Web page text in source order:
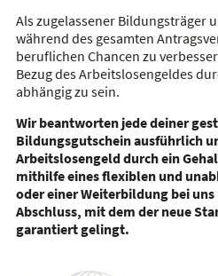
Als zugelassener Bildungsträger
während des gesamten
beruflichen Chancen zu
Bezug des Arbeitslosengeldes
abhängig zu sein.
Wir beantworten jede deiner
Bildungsgutschein ausführlich
Arbeitslosengeld durch ein
mithilfe eines flexiblen und
oder einer Weiterbildung bei
Abschluss, mit dem der neue
garantiert gelingt.